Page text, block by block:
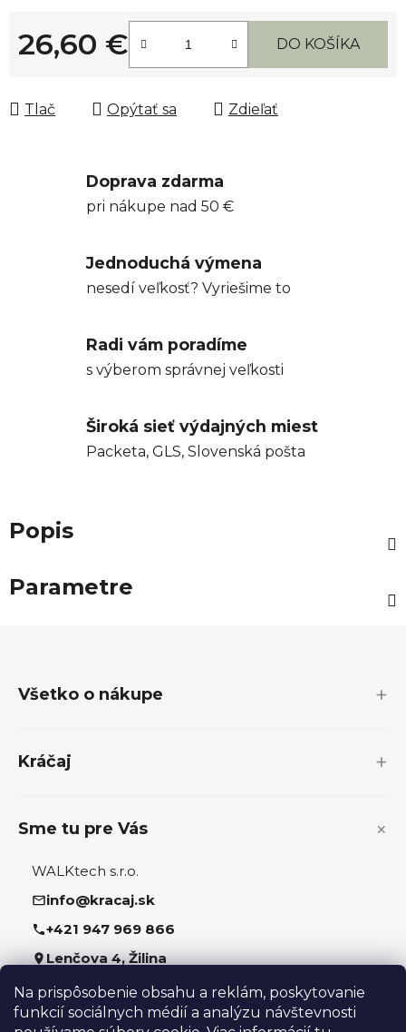
Na prispôsobenie obsahu a reklám, poskytovanie
funkcií sociálnych médií a analýzu návštevnosti
26,60 €
Jednotková cena:
DO KOŠÍKA
Tlač Opýtať sa Zdieľať
Doprava zdarma
pri nákupe nad 50 €
Jednoduchá výmena
nesedí veľkosť? Vyriešime to
Radi vám poradíme
s výberom správnej veľkosti
Široká sieť výdajných miest
Packeta, GLS, Slovenská pošta
Popis
Parametre
Všetko o nákupe
Kráčaj
Sme tu pre Vás
WALKtech s.r.o.
info@kracaj.sk
+421 947 969 866
Lenčova 4, Žilina
Sledujte nás